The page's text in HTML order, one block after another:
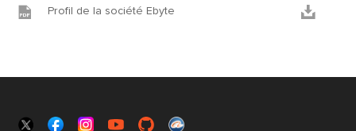
 Profil de la société Ebyte 